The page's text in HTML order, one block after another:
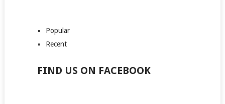
Popular
Recent
FIND US ON FACEBOOK